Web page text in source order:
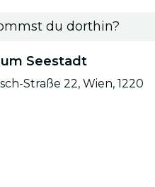
du dorthin?
Seestadt
Straße 22, Wien, 1220